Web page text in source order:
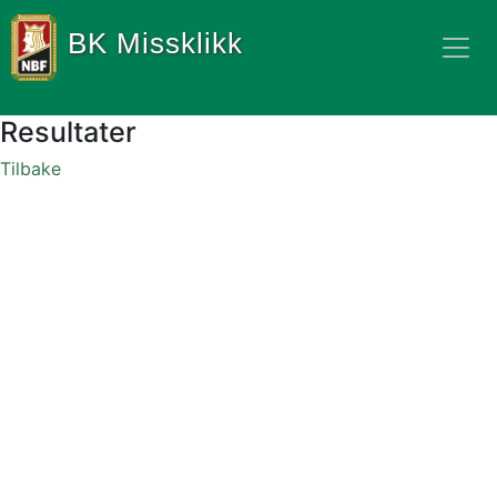
BK Missklikk
Resultater
Tilbake